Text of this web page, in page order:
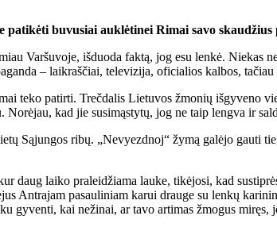
patikėti buvusiai auklėtinei Rimai savo
Varšuvoje, išduoda faktą, jog esu lenkė. Niekas
– laikraščiai, televizija, oficialios kalbos,
teko patirti. Trečdalis Lietuvos žmonių išgyveno
kad jie susimąstytų, jog ne taip lengva ir
Sąjungos ribų. „Nevyezdnoj“ žymą galėjo gauti
daug laiko praleidžiama lauke, tikėjosi, kad
Antrajam pasauliniam karui drauge su lenkų
kai nežinai, ar tavo artimas žmogus